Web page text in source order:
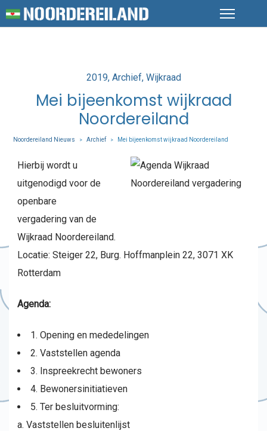
Posted
2019 Archief Wijkraad
Mei bijeenkomst wijkraad
Noordereiland
Noordereiland Nieuws > Archief > Mei bijeenkomst wijkraad Noordereiland
Hierbij wordt u
uitgenodigd voor de
openbare
vergadering van de
Wijkraad Noordereiland.
Locatie: Steiger 22, Burg. Hoffmanplein 22, 3071 XK
Rotterdam
Agenda:
1. Opening en mededelingen
2. Vaststellen agenda
3. Inspreekrecht bewoners
4. Bewonersinitiatieven
5. Ter besluitvorming:
a. Vaststellen besluitenlijst